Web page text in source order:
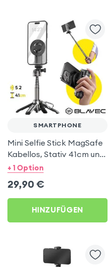
SMARTPHONE
Mini Selfie Stick MagSafe
Kabellos, Stativ 41cm und
Griff - Schwarz
+ 1 Option
29,90 €
HINZUFÜGEN